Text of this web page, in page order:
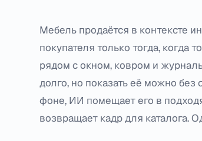
Мебель продаётся в контексте
покупателя только тогда, когда
рядом с окном, ковром и
долго, но показать её можно
фоне, ИИ помещает его в
возвращает кадр для каталога.